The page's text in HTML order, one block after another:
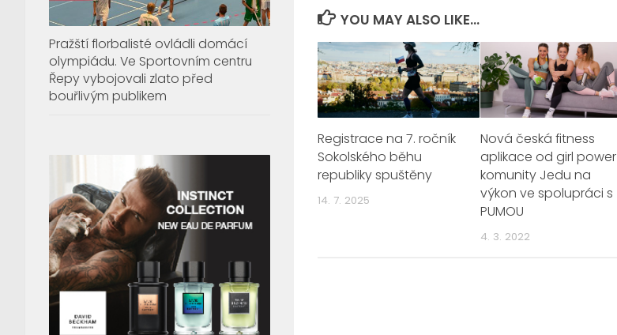
YOU MAY ALSO LIKE...
Registrace na 7. ročník
Sokolského běhu
republiky spuštěny
14. 7. 2025
Nová česká fitness
aplikace od girl power
komunity Jedu na
výkon ve spolupráci s
PUMOU
4. 3. 2022
Pražští florbalisté ovládli domácí
olympiádu. Ve Sportovním centru
Řepy vybojovali zlato před
bouřlivým publikem